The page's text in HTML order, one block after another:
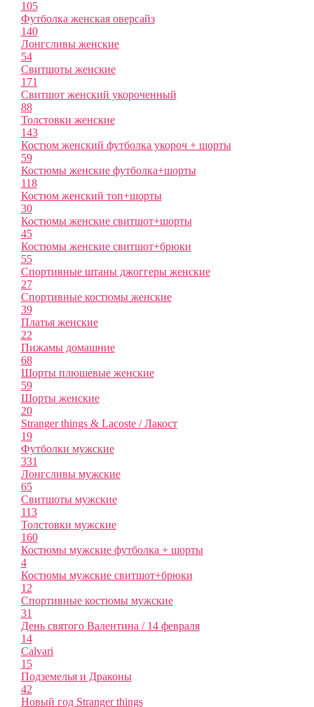
105
Футболка женская оверсайз
140
Лонгсливы женские
54
Свитшоты женские
171
Свитшот женский укороченный
88
Толстовки женские
143
Костюм женский футболка укороч + шорты
59
Костюмы женские футболка+шорты
118
Костюм женский топ+шорты
30
Костюмы женские свитшот+шорты
45
Костюмы женские свитшот+брюки
55
Спортивные штаны джоггеры женские
27
Спортивные костюмы женские
39
Платья женские
22
Пижамы домашние
68
Шорты плюшевые женские
59
Шорты женские
20
Stranger things & Lacoste / Лакост
19
Футболки мужские
331
Лонгсливы мужские
65
Свитшоты мужские
113
Толстовки мужские
160
Костюмы мужские футболка + шорты
4
Костюмы мужские свитшот+брюки
12
Спортивные костюмы мужские
31
День святого Валентина / 14 февраля
14
Calvari
15
Подземелья и Драконы
42
Новый год Stranger things